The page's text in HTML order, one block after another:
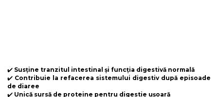
✔️ Susține tranzitul intestinal și funcția digestivă normală
✔️ Contribuie la refacerea sistemului digestiv după episoade
de diaree
✔️ Unică sursă de proteine pentru digestie ușoară